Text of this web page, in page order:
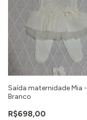
Saída maternidade Mia -
Branco
R$698,00